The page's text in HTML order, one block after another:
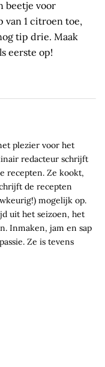
beetje voor
van 1 citroen toe,
tip drie. Maak
eerste op!
plezier voor het
redacteur schrijft
recepten. Ze kookt,
de recepten
mogelijk op.
uit het seizoen, het
Inmaken, jam en sap
Ze is tevens